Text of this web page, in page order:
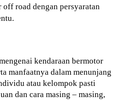
off road dengan persyaratan
kendaraan bermotor
manfaatnya dalam menunjang
atau kelompok pasti
dan cara masing – masing,